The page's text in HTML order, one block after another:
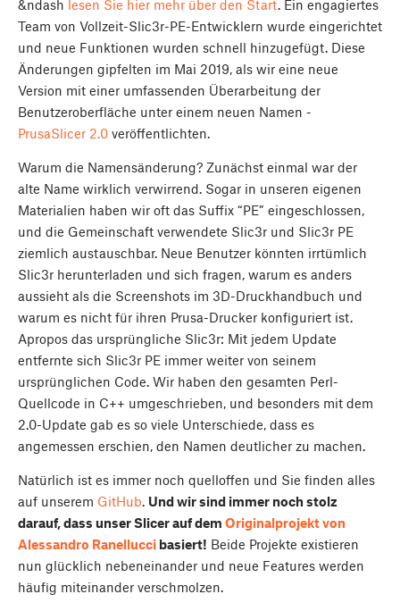
&ndash lesen Sie hier mehr über den Start. Ein engagiertes
Team von Vollzeit-Slic3r-PE-Entwicklern wurde eingerichtet
und neue Funktionen wurden schnell hinzugefügt. Diese
Änderungen gipfelten im Mai 2019, als wir eine neue
Version mit einer umfassenden Überarbeitung der
Benutzeroberfläche unter einem neuen Namen -
PrusaSlicer 2.0 veröffentlichten.
Warum die Namensänderung? Zunächst einmal war der
alte Name wirklich verwirrend. Sogar in unseren eigenen
Materialien haben wir oft das Suffix “PE” eingeschlossen,
und die Gemeinschaft verwendete Slic3r und Slic3r PE
ziemlich austauschbar. Neue Benutzer könnten irrtümlich
Slic3r herunterladen und sich fragen, warum es anders
aussieht als die Screenshots im 3D-Druckhandbuch und
warum es nicht für ihren Prusa-Drucker konfiguriert ist.
Apropos das ursprüngliche Slic3r: Mit jedem Update
entfernte sich Slic3r PE immer weiter von seinem
ursprünglichen Code. Wir haben den gesamten Perl-
Quellcode in C++ umgeschrieben, und besonders mit dem
2.0-Update gab es so viele Unterschiede, dass es
angemessen erschien, den Namen deutlicher zu machen.
Natürlich ist es immer noch quelloffen und Sie finden alles
auf unserem GitHub. Und wir sind immer noch stolz
darauf, dass unser Slicer auf dem Originalprojekt von
Alessandro Ranellucci basiert! Beide Projekte existieren
nun glücklich nebeneinander und neue Features werden
häufig miteinander verschmolzen.